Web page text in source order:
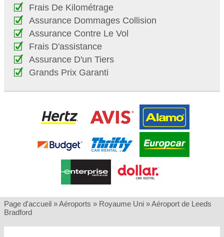
Frais De Kilométrage
Assurance Dommages Collision
Assurance Contre Le Vol
Frais D'assistance
Assurance D'un Tiers
Grands Prix Garanti
Page d'accueil »Aéroports » Royaume Uni »Aéroport de Leeds
Bradford